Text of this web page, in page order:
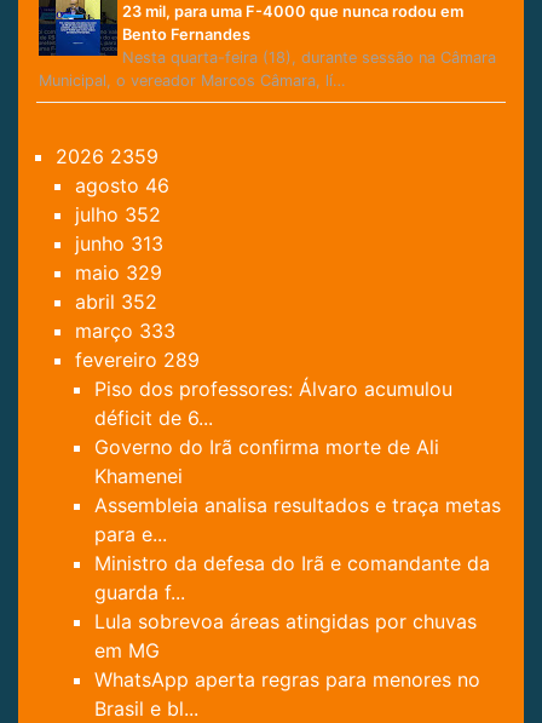
23 mil, para uma F-4000 que nunca rodou em
Bento Fernandes
Nesta quarta-feira (18), durante sessão na Câmara
Municipal, o vereador Marcos Câmara, lí…
2026 2359
agosto 46
julho 352
junho 313
maio 329
abril 352
março 333
fevereiro 289
Piso dos professores: Álvaro acumulou
déficit de 6...
Governo do Irã confirma morte de Ali
Khamenei
Assembleia analisa resultados e traça metas
para e...
Ministro da defesa do Irã e comandante da
guarda f...
Lula sobrevoa áreas atingidas por chuvas
em MG
WhatsApp aperta regras para menores no
Brasil e bl...